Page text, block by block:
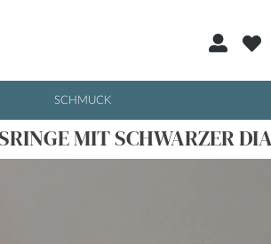
SCHMUCK
MIT SCHWARZER